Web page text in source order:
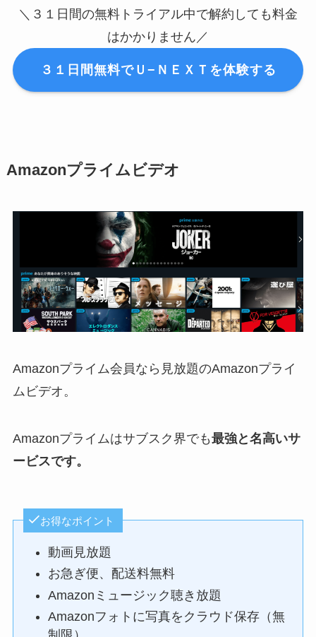
＼３１日間の無料トライアル中で解約しても料金
はかかりません／
３１日間無料でＵ−ＮＥＸＴを体験する
Amazonプライムビデオ
Amazonプライム会員なら見放題のAmazonプライ
ムビデオ。
Amazonプライムはサブスク界でも最強と名高いサ
ービスです。
お得なポイント
動画見放題
お急ぎ便、配送料無料
Amazonミュージック聴き放題
Amazonフォトに写真をクラウド保存（無